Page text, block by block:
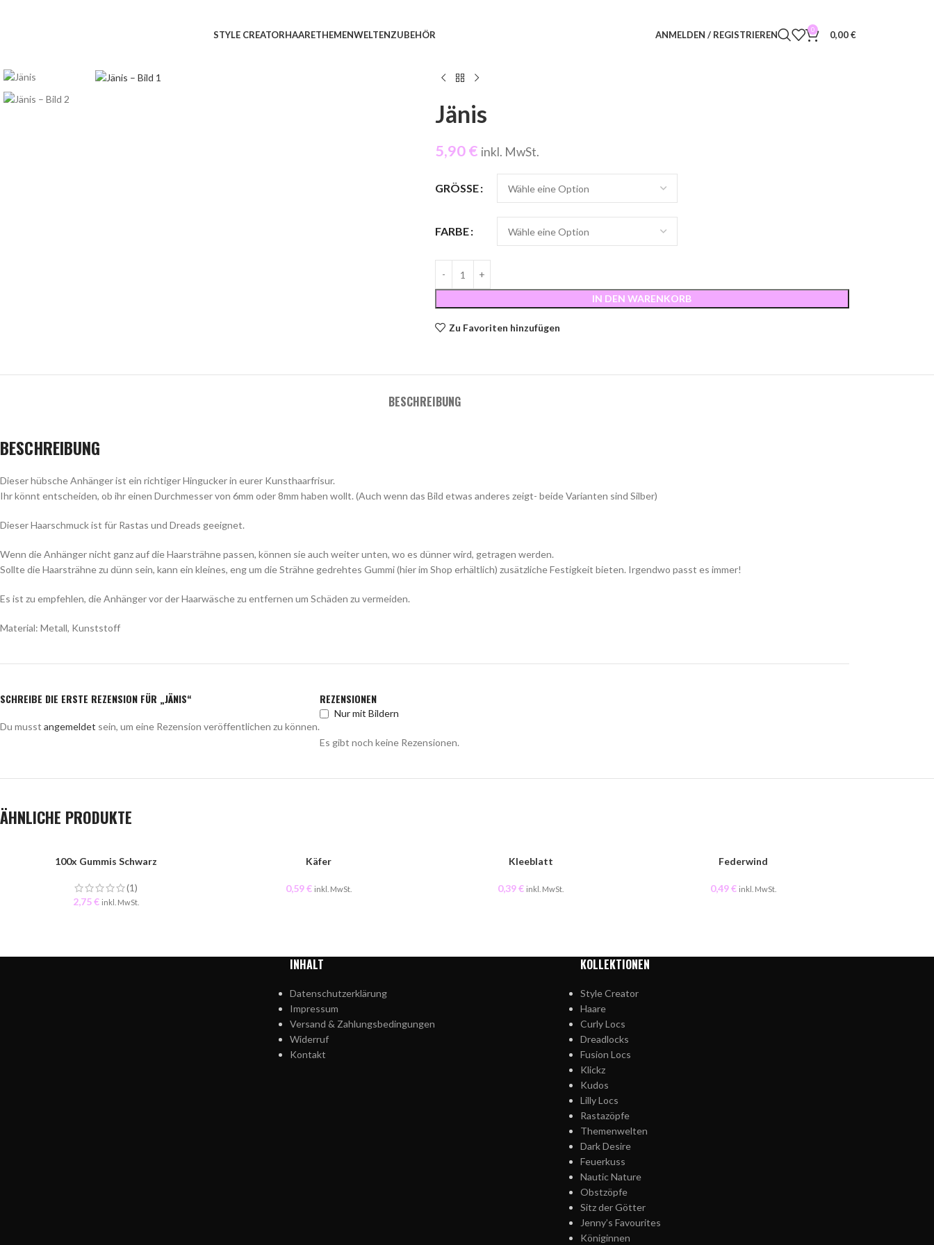
STYLE CREATORHAARETHEMENWELTENZUBEHÖR ANMELDEN / REGISTRIEREN 0 0,00€
Jänis
5,90€ inkl. MwSt.
GRÖSSE
FARBE
IN DEN WARENKORB
Zu Favoriten hinzufügen
BESCHREIBUNG
BESCHREIBUNG
Dieser hübsche Anhänger ist ein richtiger Hingucker in eurer Kunsthaarfrisur.
Ihr könnt entscheiden, ob ihr einen Durchmesser von 6mm oder 8mm haben wollt. (Auch wenn das Bild etwas anderes zeigt- beide Varianten sind Silber)
Dieser Haarschmuck ist für Rastas und Dreads geeignet.
Wenn die Anhänger nicht ganz auf die Haarsträhne passen, können sie auch weiter unten, wo es dünner wird, getragen werden.
Sollte die Haarsträhne zu dünn sein, kann ein kleines, eng um die Strähne gedrehtes Gummi (hier im Shop erhältlich) zusätzliche Festigkeit bieten. Irgendwo passt es immer!
Es ist zu empfehlen, die Anhänger vor der Haarwäsche zu entfernen um Schäden zu vermeiden.
Material: Metall, Kunststoff
REZENSIONEN
Nur mit Bildern
Es gibt noch keine Rezensionen.
SCHREIBE DIE ERSTE REZENSION FÜR „JÄNIS“
Du musst angemeldet sein, um eine Rezension veröffentlichen zu können.
ÄHNLICHE PRODUKTE
100x Gummis Schwarz
(1)
2,75€ inkl. MwSt.
Käfer
0,59€ inkl. MwSt.
Kleeblatt
0,39€ inkl. MwSt.
Federwind
0,49€ inkl. MwSt.
INHALT
Datenschutzerklärung
Impressum
Versand & Zahlungsbedingungen
Widerruf
Kontakt
KOLLEKTIONEN
Style Creator
Haare
Curly Locs
Dreadlocks
Fusion Locs
Klickz
Kudos
Lilly Locs
Rastazöpfe
Themenwelten
Dark Desire
Feuerkuss
Nautic Nature
Obstzöpfe
Sitz der Götter
Jenny’s Favourites
Königinnen